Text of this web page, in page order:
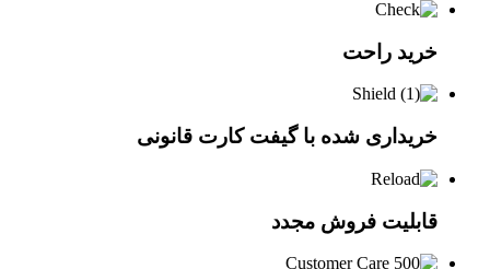
خرید راحت
خریداری شده با گیفت کارت قانونی
قابلیت فروش مجدد